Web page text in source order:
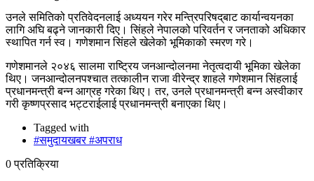
उनले समितिको प्रतिवेदनलाई अध्ययन गरेर मन्त्रिपरिषद्‌बाट कार्यान्वयनका
लागि अघि बढ्ने जानकारी दिए। सिंहले नेपालको परिवर्तन र जनताको अधिकार
स्थापित गर्न स्व। गणेशमान सिंहले खेलेको भूमिकाको स्मरण गरे।
गणेशमानले २०४६ सालमा राष्ट्रिय जनआन्दोलनमा नेतृत्वदायी भूमिका खेलेका
थिए। जनआन्दोलनपश्चात तत्कालीन राजा वीरेन्द्र शाहले गणेशमान सिंहलाई
प्रधानमन्त्री बन्न आग्रह गरेका थिए। तर, उनले प्रधानमन्त्री बन्न अस्वीकार
गरी कृष्णप्रसाद भट्टराईलाई प्रधानमन्त्री बनाएका थिए।
Tagged with
#समुदायखबर #अपराध
0 प्रतिक्रिया